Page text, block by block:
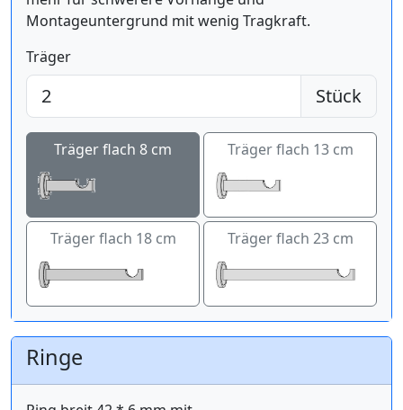
Montageuntergrund mit wenig Tragkraft.
Träger
Stück
Träger flach 8 cm Träger flach 13 cm
Träger flach 18 cm Träger flach 23 cm
Ringe